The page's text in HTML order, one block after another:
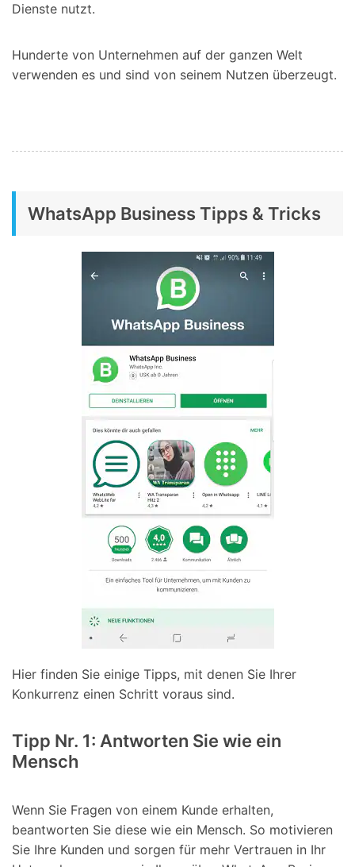
Dienste nutzt.
Hunderte von Unternehmen auf der ganzen Welt
verwenden es und sind von seinem Nutzen überzeugt.
WhatsApp Business Tipps & Tricks
Hier finden Sie einige Tipps, mit denen Sie Ihrer
Konkurrenz einen Schritt voraus sind.
Tipp Nr. 1: Antworten Sie wie ein
Mensch
Wenn Sie Fragen von einem Kunde erhalten,
beantworten Sie diese wie ein Mensch. So motivieren
Sie Ihre Kunden und sorgen für mehr Vertrauen in Ihr